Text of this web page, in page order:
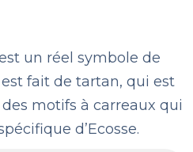
un réel symbole de
est fait de tartan, qui est
motifs à carreaux qui
d’Ecosse.